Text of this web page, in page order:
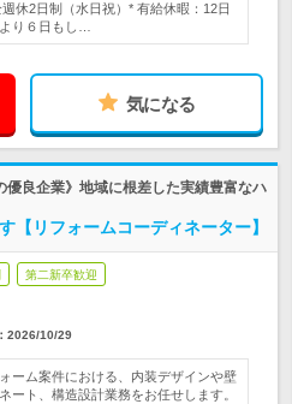
休2日制（水日祝）* 有給休暇：12日
り６日もし…
気になる
良企業》地域に根差した実績豊富なハ
【リフォームコーディネーター】
第二新卒歓迎
2026/10/29
ーム案件における、内装デザインや壁
ート、構造設計業務をお任せします。